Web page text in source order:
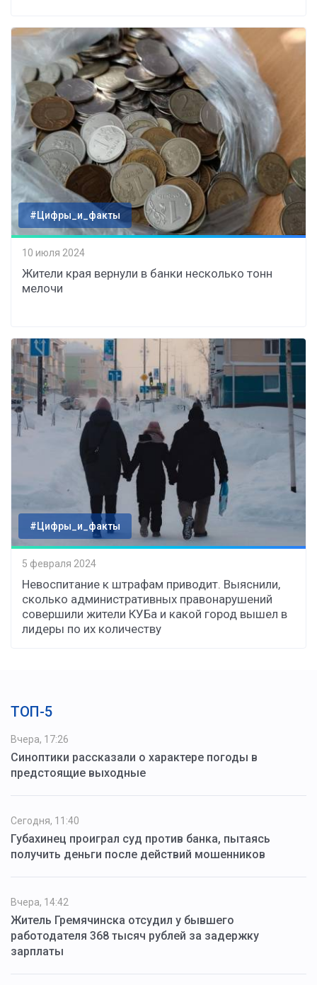
#Цифры_и_факты
10 июля 2024
Жители края вернули в банки несколько тонн
мелочи
#Цифры_и_факты
5 февраля 2024
Невоспитание к штрафам приводит. Выяснили,
сколько административных правонарушений
совершили жители КУБа и какой город вышел в
лидеры по их количеству
ТОП-5
Вчера, 17:26
Синоптики рассказали о характере погоды в
предстоящие выходные
Сегодня, 11:40
Губахинец проиграл суд против банка, пытаясь
получить деньги после действий мошенников
Вчера, 14:42
Житель Гремячинска отсудил у бывшего
работодателя 368 тысяч рублей за задержку
зарплаты